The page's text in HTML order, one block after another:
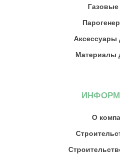
Газовые
Аксессуары
Материалы
О